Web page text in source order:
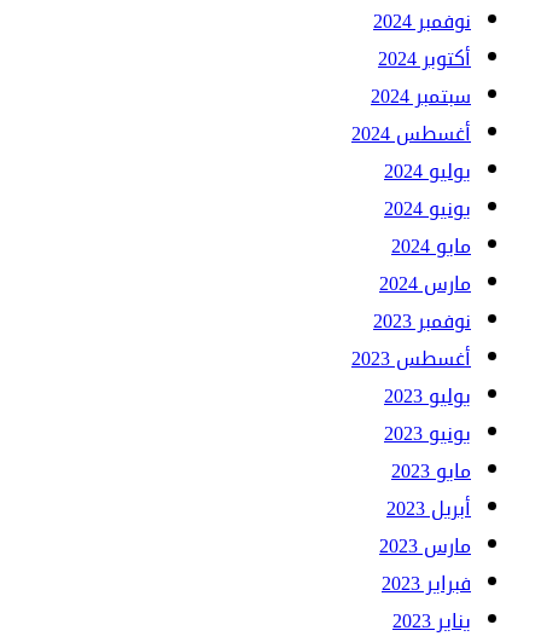
نوفمبر 2024
أكتوبر 2024
سبتمبر 2024
أغسطس 2024
يوليو 2024
يونيو 2024
مايو 2024
مارس 2024
نوفمبر 2023
أغسطس 2023
يوليو 2023
يونيو 2023
مايو 2023
أبريل 2023
مارس 2023
فبراير 2023
يناير 2023